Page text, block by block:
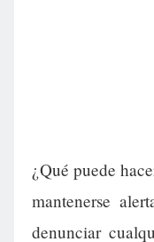
¿Qué puede
mantenerse
denunciar